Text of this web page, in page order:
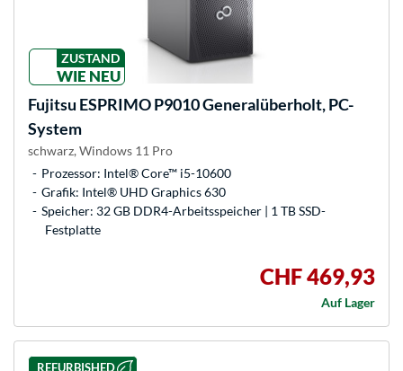
ZUSTAND
WIE NEU
Fujitsu ESPRIMO P9010 Generalüberholt, PC-
System
schwarz, Windows 11 Pro
Prozessor: Intel® Core™ i5-10600
Grafik: Intel® UHD Graphics 630
Speicher: 32 GB DDR4-Arbeitsspeicher | 1 TB SSD-
Festplatte
CHF 469,93
Auf Lager
REFURBISHED